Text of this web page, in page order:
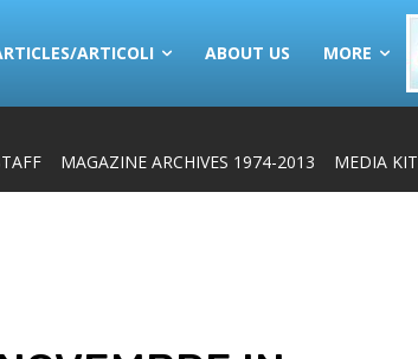
ARTICOLI ABOUT US MORE
MAGAZINE ARCHIVES 1974-2013 MEDIA KIT